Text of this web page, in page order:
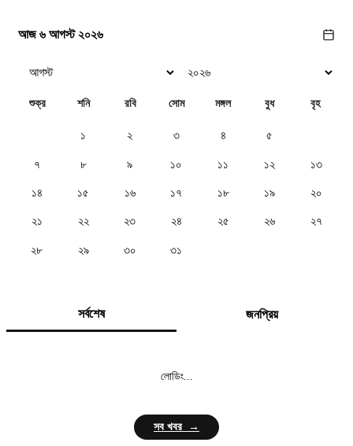
আজ ৬ আগস্ট ২০২৬
শুক্র শনি রবি সোম মঙ্গল বুধ বৃহ
১ ২ ৩ ৪ ৫
৭ ৮ ৯ ১০ ১১ ১২ ১৩
১৪ ১৫ ১৬ ১৭ ১৮ ১৯ ২০
২১ ২২ ২৩ ২৪ ২৫ ২৬ ২৭
২৮ ২৯ ৩০ ৩১
সর্বশেষ জনপ্রিয়
লোডিং...
সব খবর →